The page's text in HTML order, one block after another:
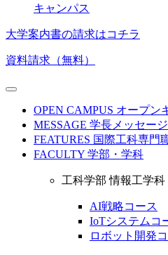
キャンパス
大学案内書の請求はコチラ
資料請求（無料）
OPEN CAMPUS オープン
MESSAGE 学長メッセージ
FEATURES 国際工科専門
FACULTY 学部・学科
工科学部 情報工学科
AI戦略コース
IoTシステムコ
ロボット開発